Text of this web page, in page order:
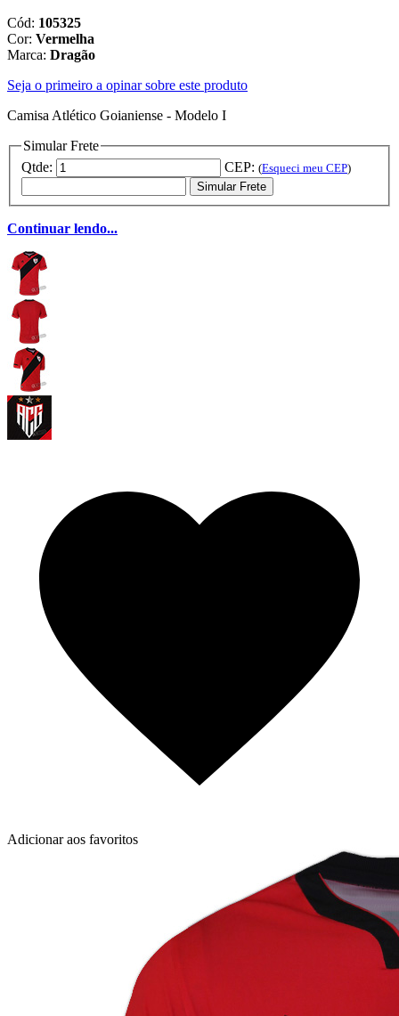
Cód: 105325
Cor: Vermelha
Marca: Dragão
Seja o primeiro a opinar sobre este produto
Camisa Atlético Goianiense - Modelo I
Simular Frete
Qtde:
CEP: (Esqueci meu CEP)
Simular Frete
Continuar lendo...
Adicionar aos favoritos